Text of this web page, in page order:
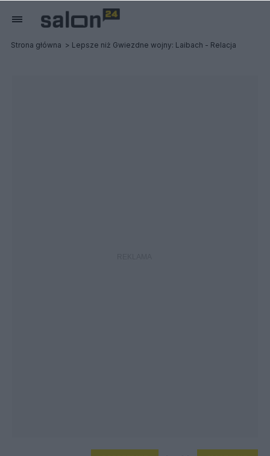
Strona główna Lepsze niż Gwiezdne wojny: Laibach - Relacja